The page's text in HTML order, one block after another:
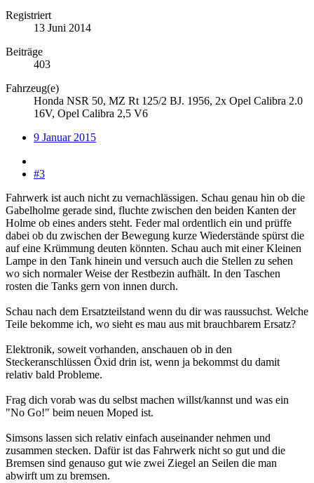
Registriert
13 Juni 2014
Beiträge
403
Fahrzeug(e)
Honda NSR 50, MZ Rt 125/2 BJ. 1956, 2x Opel Calibra 2.0
16V, Opel Calibra 2,5 V6
9 Januar 2015
#3
Fahrwerk ist auch nicht zu vernachlässigen. Schau genau hin ob die
Gabelholme gerade sind, fluchte zwischen den beiden Kanten der
Holme ob eines anders steht. Feder mal ordentlich ein und prüffe
dabei ob du zwischen der Bewegung kurze Wiederstände spürst die
auf eine Krümmung deuten könnten. Schau auch mit einer Kleinen
Lampe in den Tank hinein und versuch auch die Stellen zu sehen
wo sich normaler Weise der Restbezin aufhält. In den Taschen
rosten die Tanks gern von innen durch.
Schau nach dem Ersatzteilstand wenn du dir was raussuchst. Welche
Teile bekomme ich, wo sieht es mau aus mit brauchbarem Ersatz?
Elektronik, soweit vorhanden, anschauen ob in den
Steckeranschlüssen Öxid drin ist, wenn ja bekommst du damit
relativ bald Probleme.
Frag dich vorab was du selbst machen willst/kannst und was ein
"No Go!" beim neuen Moped ist.
Simsons lassen sich relativ einfach auseinander nehmen und
zusammen stecken. Dafür ist das Fahrwerk nicht so gut und die
Bremsen sind genauso gut wie zwei Ziegel an Seilen die man
abwirft um zu bremsen.